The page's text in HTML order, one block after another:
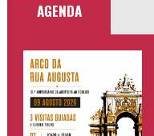
AGENDA